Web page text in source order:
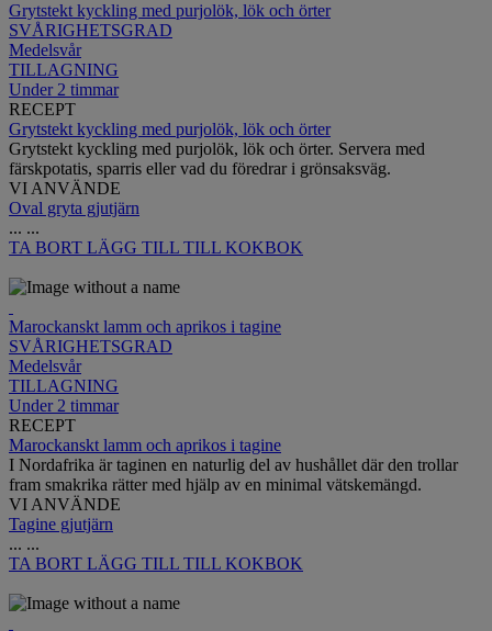
Grytstekt kyckling med purjolök, lök och örter
SVÅRIGHETSGRAD
Medelsvår
TILLAGNING
Under 2 timmar
RECEPT
Grytstekt kyckling med purjolök, lök och örter
Grytstekt kyckling med purjolök, lök och örter. Servera med
färskpotatis, sparris eller vad du föredrar i grönsaksväg.
VI ANVÄNDE
Oval gryta gjutjärn
... ...
TA BORT LÄGG TILL TILL KOKBOK
Marockanskt lamm och aprikos i tagine
SVÅRIGHETSGRAD
Medelsvår
TILLAGNING
Under 2 timmar
RECEPT
Marockanskt lamm och aprikos i tagine
I Nordafrika är taginen en naturlig del av hushållet där den trollar
fram smakrika rätter med hjälp av en minimal vätskemängd.
VI ANVÄNDE
Tagine gjutjärn
... ...
TA BORT LÄGG TILL TILL KOKBOK